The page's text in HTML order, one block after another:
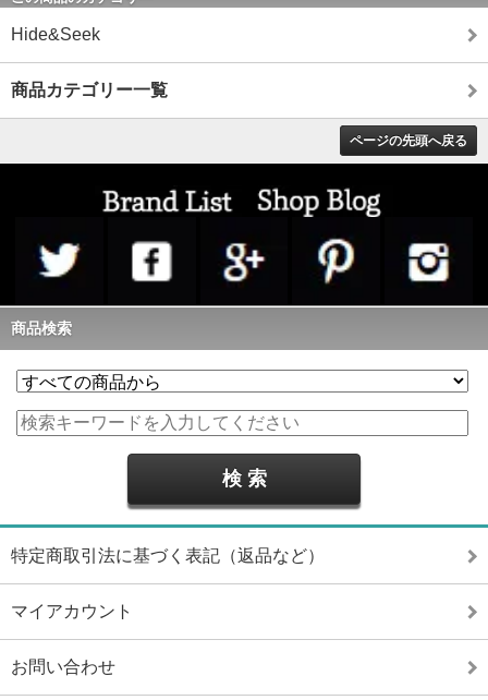
Hide&Seek
商品カテゴリー一覧
ページの先頭へ戻る
商品検索
特定商取引法に基づく表記（返品など）
マイアカウント
お問い合わせ